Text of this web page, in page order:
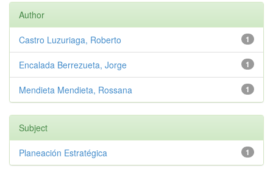
Author
1
Castro Luzuriaga, Roberto
1
Encalada Berrezueta, Jorge
1
Mendieta Mendieta, Rossana
Subject
1
Planeación Estratégica